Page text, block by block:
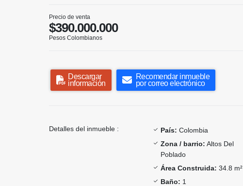
Precio de venta
$390.000.000
Pesos Colombianos
Descargar
información
Recomendar inmueble
por correo electrónico
Detalles del inmueble : País: Colombia
Zona / barrio: Altos Del
Poblado
Área Construida: 34.8 m²
Baño: 1